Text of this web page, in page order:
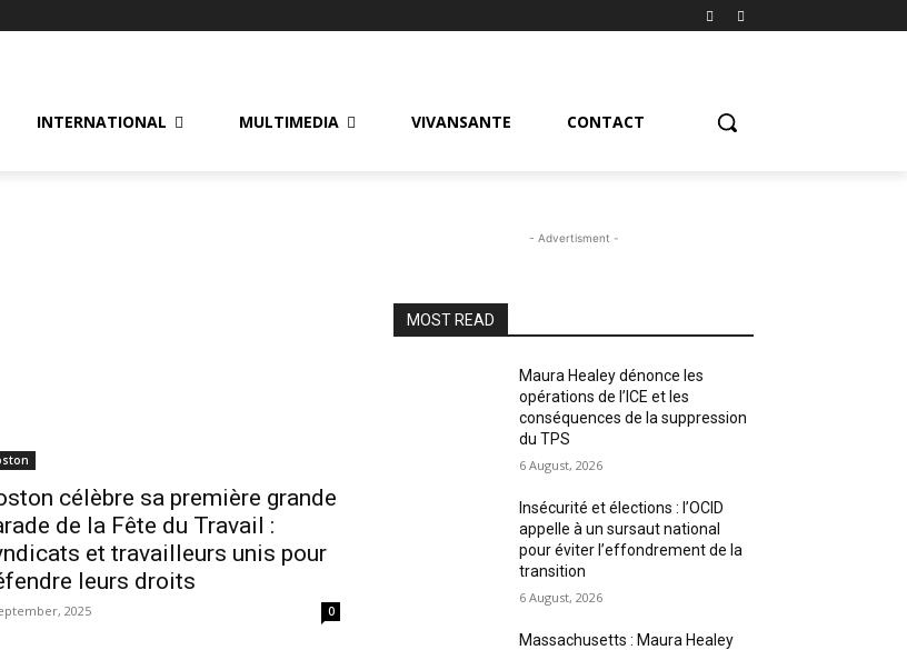
INTERNATIONAL MULTIMEDIA VIVANSANTE CONTACT
célèbre sa première grande
de la Fête du Travail :
et travailleurs unis pour
leurs droits
2025 0
- Advertisment -
MOST READ
Maura Healey dénonce les
opérations de l’ICE et les
conséquences de la suppression
du TPS
6 August, 2026
Insécurité et élections : l’OCID
appelle à un sursaut national
pour éviter l’effondrement de la
transition
6 August, 2026
Massachusetts : Maura Healey